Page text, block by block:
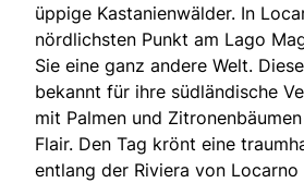
üppige Kastanienwälder. In
nördlichsten Punkt am Lago
Sie eine ganz andere Welt.
bekannt für ihre südländische
mit Palmen und
Flair. Den Tag krönt eine
entlang der Riviera von Locarno